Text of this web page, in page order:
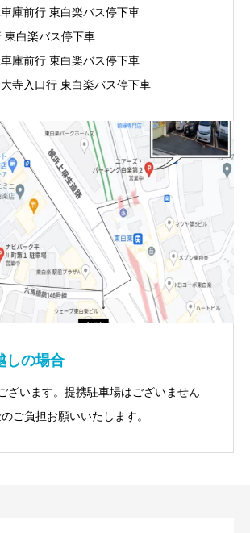
庫前行 東白楽バス停下車
東白楽バス停下車
庫前行 東白楽バス停下車
寺入口行 東白楽バス停下車
しの場合
ざいます。提携駐車場はございません
ご負担お願いいたします。